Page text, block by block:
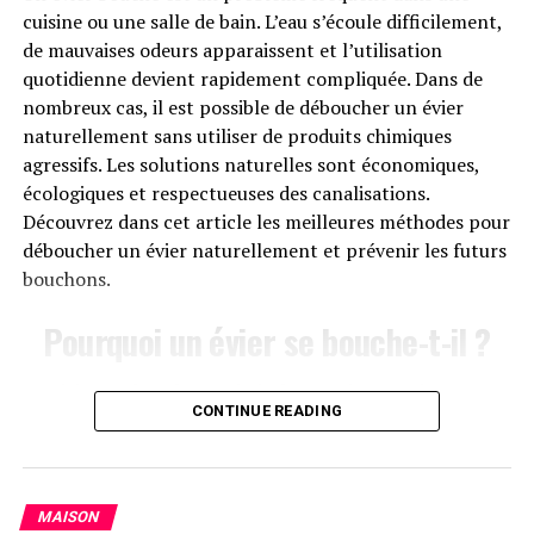
fidèlement le cosmos. En pratique, un projecteur
planétarium utilise unesource de lumière LEDpour
projeter des images préchargées d’étoiles sur votre
plafond.
Les projecteurs planétarium utilisent une technologie
fascinante, faisant appel à des diapositives pour recréer
de planètes, deviennent le moyen par lequel le
cuisine ou une salle de bain. L’eau s’écoule difficilement,
de mauvaises odeurs apparaissent et l’utilisation
quotidienne devient rapidement compliquée. Dans de
nombreux cas, il est possible de déboucher un évier
naturellement sans utiliser de produits chimiques
agressifs. Les solutions naturelles sont économiques,
écologiques et respectueuses des canalisations.
Découvrez dans cet article les meilleures méthodes pour
déboucher un évier naturellement et prévenir les futurs
bouchons.
Pourquoi un évier se bouche-t-il ?
Les éviers se bouchent généralement à cause de
l’accumulation progressive de déchets dans les
sont :
CONTINUE READING
MAISON